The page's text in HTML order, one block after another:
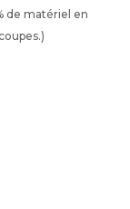
de matériel en